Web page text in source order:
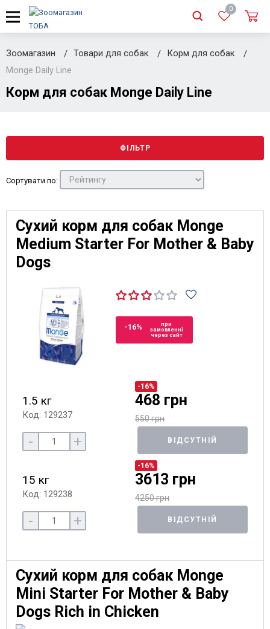
0
Зоомагазин Товари для собак
Корм для собак
Monge Daily Line
Корм для собак Monge Daily Line
ФІЛЬТР
Сортувати по:
Сухий корм для собак Monge
Medium Starter For Mother & Baby
Dogs
-16%
при
замовленні
через сайт
1.5 кг
Код: 129237
-16%
468 грн
550 грн
- + ВІДСУТНІЙ
15 кг
Код: 129238
-16%
3613 грн
4250 грн
- + ВІДСУТНІЙ
Сухий корм для собак Monge
Mini Starter For Mother & Baby
Dogs Rich in Chicken